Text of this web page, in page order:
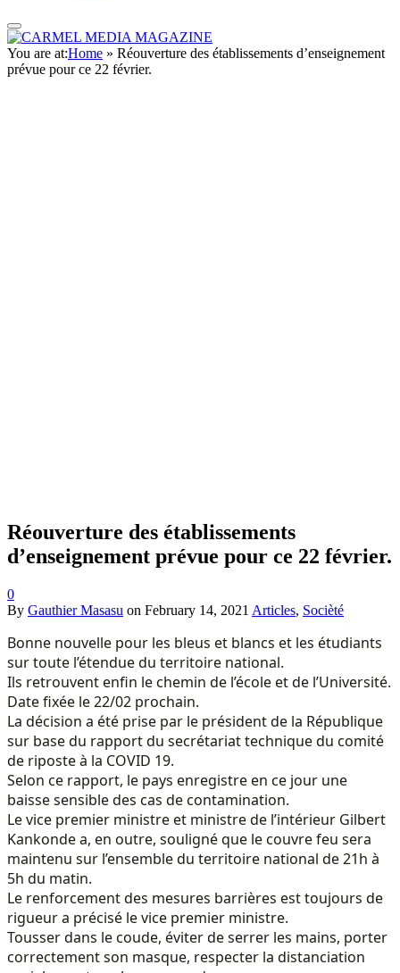
You are at:Home » Réouverture des établissements d’enseignement
prévue pour ce 22 février.
Réouverture des établissements
d’enseignement prévue pour ce 22 février.
0
By Gauthier Masasu on February 14, 2021 Articles, Socièté
Bonne nouvelle pour les bleus et blancs et les étudiants
sur toute l’étendue du territoire national.
Ils retrouvent enfin le chemin de l’école et de l’Université.
Date fixée le 22/02 prochain.
La décision a été prise par le président de la République
sur base du rapport du secrétariat technique du comité
de riposte à la COVID 19.
Selon ce rapport, le pays enregistre en ce jour une
baisse sensible des cas de contamination.
Le vice premier ministre et ministre de l’intérieur Gilbert
Kankonde a, en outre, souligné que le couvre feu sera
maintenu sur l’ensemble du territoire national de 21h à
5h du matin.
Le renforcement des mesures barrières est toujours de
rigueur a précisé le vice premier ministre.
Tousser dans le coude, éviter de serrer les mains, porter
correctement son masque, respecter la distanciation